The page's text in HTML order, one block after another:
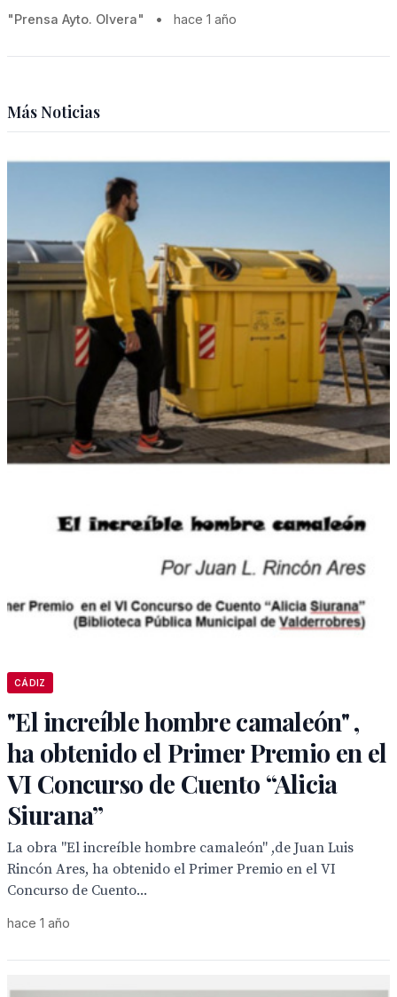
"Prensa Ayto. Olvera" • hace 1 año
Más Noticias
CÁDIZ
"El increíble hombre camaleón" ,
ha obtenido el Primer Premio en el
VI Concurso de Cuento “Alicia
Siurana”
La obra "El increíble hombre camaleón" ,de Juan Luis
Rincón Ares, ha obtenido el Primer Premio en el VI
Concurso de Cuento...
hace 1 año